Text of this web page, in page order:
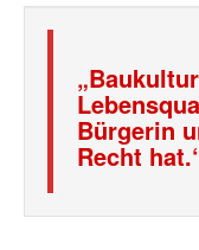
Bürgerin
Recht